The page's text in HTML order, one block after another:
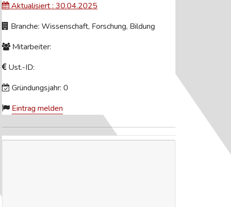
Aktualisiert : 30.04.2025
Branche: Wissenschaft, Forschung, Bildung
Mitarbeiter:
Ust.-ID:
Gründungsjahr: 0
Eintrag melden